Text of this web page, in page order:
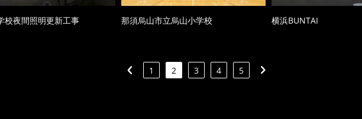
校夜間照明更新工事 那須烏山市立烏山小学校 横浜BUNTAI
1 2 3 4 5